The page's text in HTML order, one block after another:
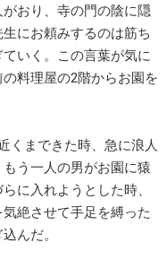
おり、寺の門の陰に隠
にお頼みするのは筋ち
いく。この言葉が気に
料理屋の2階からお園を
くまできた時、急に浪人
う一人の男がお園に猿
に入れようとした時、
絶させて手足を縛った
んだ。